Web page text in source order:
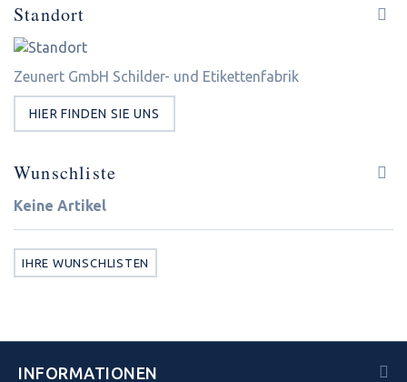
Standort
Zeunert GmbH Schilder- und Etikettenfabrik
HIER FINDEN SIE UNS
Wunschliste
Keine Artikel
IHRE WUNSCHLISTEN
INFORMATIONEN